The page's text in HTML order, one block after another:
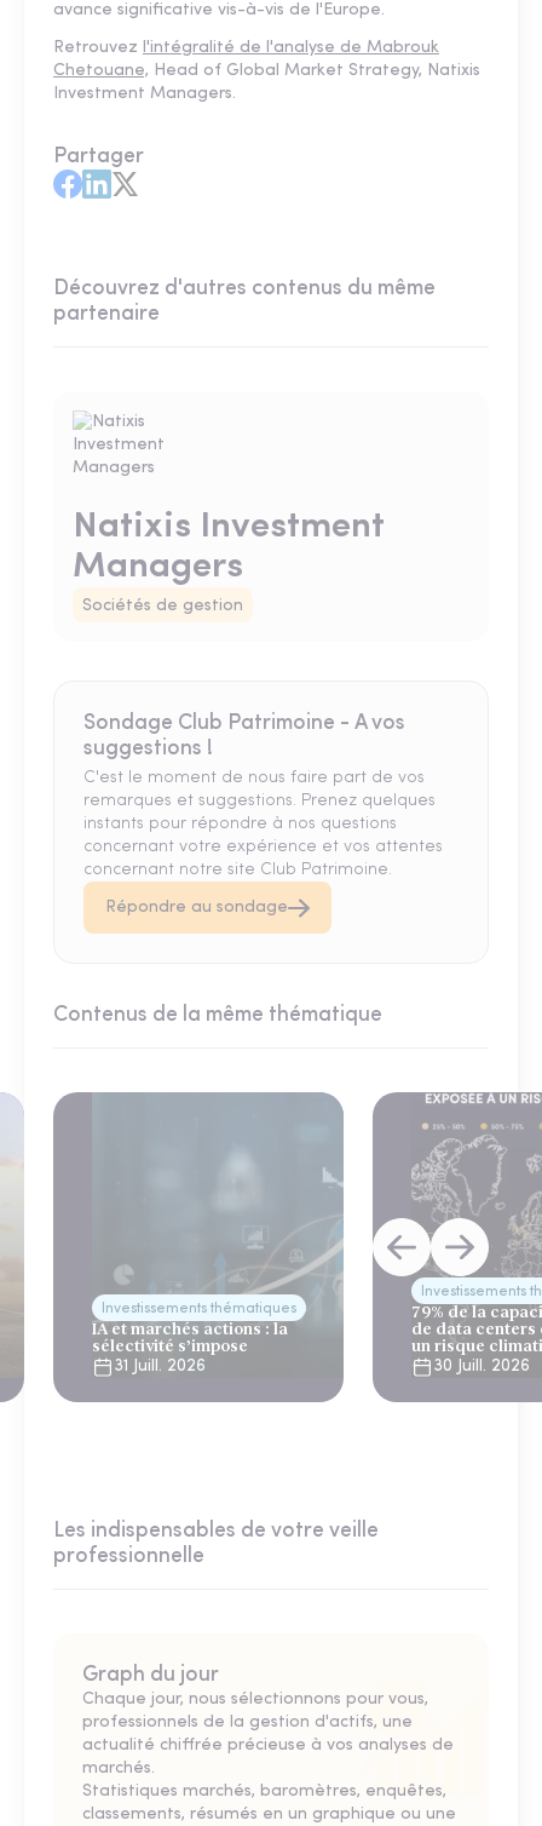
avance significative vis-à-vis de l'Europe.
Retrouvez l'intégralité de l'analyse de Mabrouk
Chetouane, Head of Global Market Strategy, Natixis
Investment Managers.
Partager
Découvrez d'autres contenus du même
partenaire
Natixis Investment
Managers
Sociétés de gestion
Sondage Club Patrimoine - A vos
suggestions !
C'est le moment de nous faire part de vos
remarques et suggestions. Prenez quelques
instants pour répondre à nos questions
concernant votre expérience et vos attentes
concernant notre site Club Patrimoine.
Répondre au sondage
Contenus de la même thématique
Investissements thématiques
IA et marchés actions : la
sélectivité s’impose
31 Juill. 2026
Investissements
79% de la
de data centers
un risque
30 Juill. 2026
Les indispensables de votre veille
professionnelle
Graph du jour
Chaque jour, nous sélectionnons pour vous,
professionnels de la gestion d'actifs, une
actualité chiffrée précieuse à vos analyses de
marchés.
Statistiques marchés, baromètres, enquêtes,
classements, résumés en un graphique ou une